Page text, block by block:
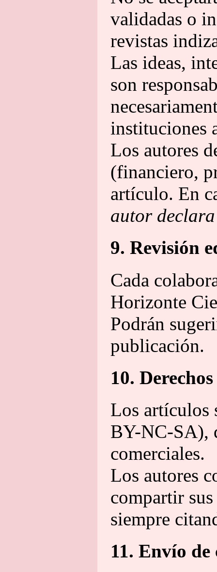
validadas o
revistas
Las ideas,
son
instituciones
Los autores
(financiero,
artículo. En
autor
9. Revisión
Cada
Horizonte
Podrán
publicación.
10.
Los artículos
BY-NC-SA),
comerciales.
Los autores
compartir
siempre
11. Envío